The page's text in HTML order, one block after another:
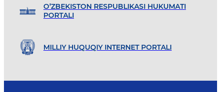
O’ZBEKISTON RESPUBLIKASI HUKUMATI
PORTALI
MILLIY HUQUQIY INTERNET PORTALI